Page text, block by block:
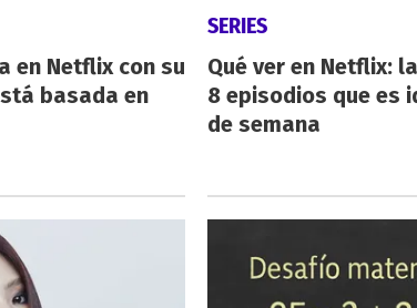
en Netflix con su
basada en
SERIES
Qué ver en Netflix:
8 episodios que es
de semana